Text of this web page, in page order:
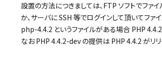
設置の方法につきましては、FTP ソフトでファ
か、サーバに SSH 等でログインして頂いてファ
php-4.4.2 というファイルがある場合 PHP
なお PHP 4.4.2-dev の提供は PHP 4.4.2 がリリ